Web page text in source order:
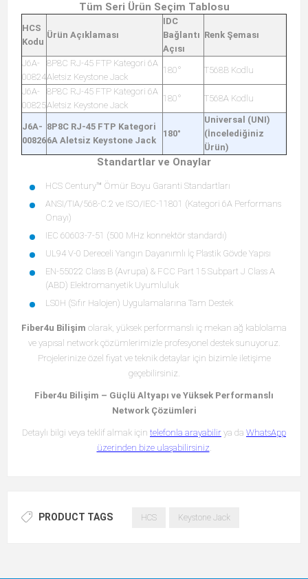
Tüm Seri Ürün Seçim Tablosu
HCS
Kodu
Ürün Açıklaması
IDC
Bağlantı
Açısı
Renk Şeması
J6A-
00824
8P8C RJ-45 FTP Kategori 6A
Aletsiz Keystone Jack
180° T568B Kodlu
J6A-
00825
8P8C RJ-45 FTP Kategori 6A
Aletsiz Keystone Jack
180° T568A Kodlu
J6A-
00826
8P8C RJ-45 FTP Kategori
6A Aletsiz Keystone Jack
180°
Universal (UNI)
(İncelediğiniz
Ürün)
Standartlar ve Onaylar
HCS Century™ Ömür Boyu Garanti Standartları
ANSI/TIA/568-C.2 ve ISO/IEC-11801 (Kategori 6A Performans
Onayı)
IEC 60603-7-51 (500 MHz konnektör standardı)
UL94 V-0 Dereceli Yangın Dayanımlı İç Plastik Gövde Yapısı
EN-55022 Class B (Avrupa) & FCC Part 15 Subpart J Class A
(ABD) Elektromanyetik Uyumluluk
LS0H (Sıfır Halojen) Uygulamalarına Tam Destek
Fiber4u Bilişim olarak, yüksek performanslı iç mekan ağ kablolama
ve yapısal network çözümlerimizle profesyonel destek sunuyoruz.
Projelerinize özel fiyat ve teknik detaylar için bizimle iletişime
geçebilirsiniz.
Fiber4u Bilişim – Güçlü Altyapı ve Yüksek Performanslı
Network Çözümleri
Detaylı bilgi veya teklif almak için telefonla arayabilir ya da WhatsApp
üzerinden bize ulaşabilirsiniz.
PRODUCT TAGS HCS Keystone Jack